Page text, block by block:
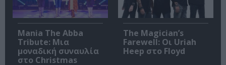
Mania The Abba
Tribute: Μια
μοναδική συναυλία
στο Christmas
The Magician’s
Farewell: Οι Uriah
Heep στο Floyd